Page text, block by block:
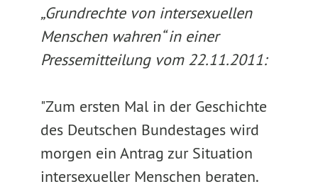
„Grundrechte von intersexuellen
Menschen wahren“ in einer
Pressemitteilung vom 22.11.2011:
"Zum ersten Mal in der Geschichte
des Deutschen Bundestages wird
morgen ein Antrag zur Situation
intersexueller Menschen beraten.